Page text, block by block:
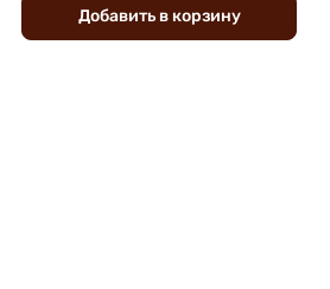
Добавить вкорзину